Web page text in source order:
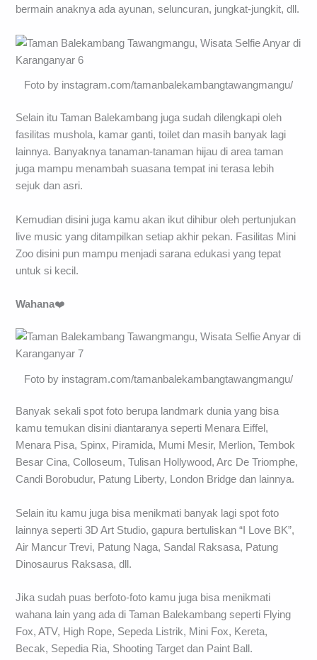
bermain anaknya ada ayunan, seluncuran, jungkat-jungkit, dll.
Foto by instagram.com/tamanbalekambangtawangmangu/
Selain itu Taman Balekambang juga sudah dilengkapi oleh
fasilitas mushola, kamar ganti, toilet dan masih banyak lagi
lainnya. Banyaknya tanaman-tanaman hijau di area taman
juga mampu menambah suasana tempat ini terasa lebih
sejuk dan asri.
Kemudian disini juga kamu akan ikut dihibur oleh pertunjukan
live music yang ditampilkan setiap akhir pekan. Fasilitas Mini
Zoo disini pun mampu menjadi sarana edukasi yang tepat
untuk si kecil.
Wahana❤️
Foto by instagram.com/tamanbalekambangtawangmangu/
Banyak sekali spot foto berupa landmark dunia yang bisa
kamu temukan disini diantaranya seperti Menara Eiffel,
Menara Pisa, Spinx, Piramida, Mumi Mesir, Merlion, Tembok
Besar Cina, Colloseum, Tulisan Hollywood, Arc De Triomphe,
Candi Borobudur, Patung Liberty, London Bridge dan lainnya.
Selain itu kamu juga bisa menikmati banyak lagi spot foto
lainnya seperti 3D Art Studio, gapura bertuliskan “I Love BK”,
Air Mancur Trevi, Patung Naga, Sandal Raksasa, Patung
Dinosaurus Raksasa, dll.
Jika sudah puas berfoto-foto kamu juga bisa menikmati
wahana lain yang ada di Taman Balekambang seperti Flying
Fox, ATV, High Rope, Sepeda Listrik, Mini Fox, Kereta,
Becak, Sepedia Ria, Shooting Target dan Paint Ball.